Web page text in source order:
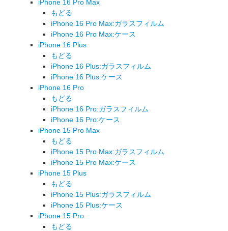
iPhone 16 Pro Max
もどる
iPhone 16 Pro Max:ガラスフィルム
iPhone 16 Pro Max:ケース
iPhone 16 Plus
もどる
iPhone 16 Plus:ガラスフィルム
iPhone 16 Plus:ケース
iPhone 16 Pro
もどる
iPhone 16 Pro:ガラスフィルム
iPhone 16 Pro:ケース
iPhone 15 Pro Max
もどる
iPhone 15 Pro Max:ガラスフィルム
iPhone 15 Pro Max:ケース
iPhone 15 Plus
もどる
iPhone 15 Plus:ガラスフィルム
iPhone 15 Plus:ケース
iPhone 15 Pro
もどる